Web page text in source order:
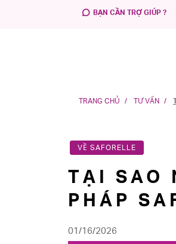
BẠN CẦN TRỢ GIÚP ?
TRANG CHỦ TƯ VẤN
VỀ SAFORELLE
TẠI SAO
PHÁP
01/16/2026